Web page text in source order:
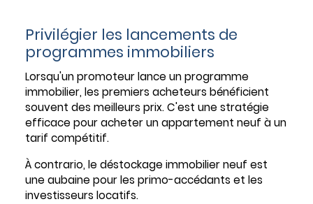
Privilégier les lancements de
programmes immobiliers
Lorsqu'un promoteur lance un programme
immobilier, les premiers acheteurs bénéficient
souvent des meilleurs prix. C'est une stratégie
efficace pour acheter un appartement neuf à un
tarif compétitif.
À contrario, le déstockage immobilier neuf est
une aubaine pour les primo-accédants et les
investisseurs locatifs.